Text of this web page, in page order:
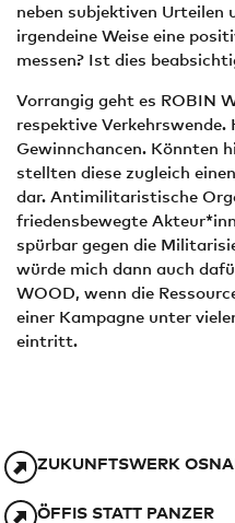
neben subjektiven
irgendeine Weise eine
messen? Ist dies
Vorrangig geht es ROBIN
respektive Verkehrswende.
Gewinnchancen. Könnten
stellten diese zugleich
dar. Antimilitaristische
friedensbewegte
spürbar gegen die
würde mich dann auch
WOOD, wenn die
einer Kampagne unter
eintritt.
ZUKUNFTSWERK
ÖFFIS STATT PANZER